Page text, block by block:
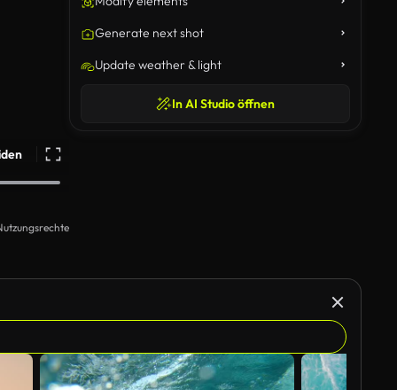
Generate next shot
Update weather & light
In AI Studio öffnen